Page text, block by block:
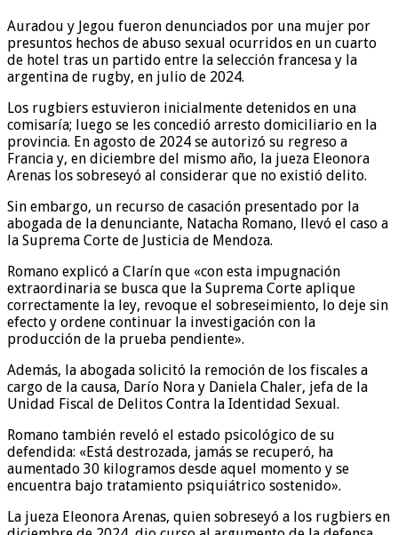
Auradou y Jegou fueron denunciados por una mujer por
presuntos hechos de abuso sexual ocurridos en un cuarto
de hotel tras un partido entre la selección francesa y la
argentina de rugby, en julio de 2024.
Los rugbiers estuvieron inicialmente detenidos en una
comisaría; luego se les concedió arresto domiciliario en la
provincia. En agosto de 2024 se autorizó su regreso a
Francia y, en diciembre del mismo año, la jueza Eleonora
Arenas los sobreseyó al considerar que no existió delito.
Sin embargo, un recurso de casación presentado por la
abogada de la denunciante, Natacha Romano, llevó el caso a
la Suprema Corte de Justicia de Mendoza.
Romano explicó a Clarín que «con esta impugnación
extraordinaria se busca que la Suprema Corte aplique
correctamente la ley, revoque el sobreseimiento, lo deje sin
efecto y ordene continuar la investigación con la
producción de la prueba pendiente».
Además, la abogada solicitó la remoción de los fiscales a
cargo de la causa, Darío Nora y Daniela Chaler, jefa de la
Unidad Fiscal de Delitos Contra la Identidad Sexual.
Romano también reveló el estado psicológico de su
defendida: «Está destrozada, jamás se recuperó, ha
aumentado 30 kilogramos desde aquel momento y se
encuentra bajo tratamiento psiquiátrico sostenido».
La jueza Eleonora Arenas, quien sobreseyó a los rugbiers en